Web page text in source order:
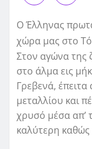
O Έλληνας
χώρα μας στο
Στον αγώνα της
στο άλμα εις
Γρεβενά,
μεταλλίου και
χρυσό μέσα απ’
καλύτερη καθώς